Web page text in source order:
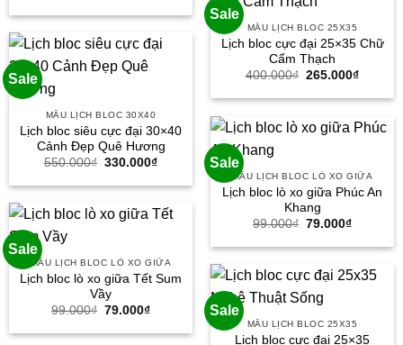
là:
tại
330.000₫.
Sale
MẪU LỊCH BLOC 25X35
Lịch bloc cực đại 25×35 Chữ
Cẩm Thạch
400.000₫ Giá
là:
265.000₫Giá
tại
Sale
MẪU LỊCH BLOC 30X40
Lịch bloc siêu cực đại 30×40
Cảnh Đẹp Quê Hương
550.000₫ Giá
là:
330.000₫Giá
tại
330.000₫.
Sale
MẪU LỊCH BLOC LÒ XO GIỮA
Lịch bloc lò xo giữa Phúc An
Khang
99.000₫ Giá
là:
79.000₫Giá
tại
79.000₫.
Sale
MẪU LỊCH BLOC LÒ XO GIỮA
Lịch bloc lò xo giữa Tết Sum
Vầy
99.000₫ Giá
là:
79.000₫Giá
tại
Sale
MẪU LỊCH BLOC 25X35
Lịch bloc cực đại 25×35